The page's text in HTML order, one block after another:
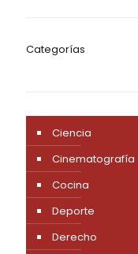
Categorías
Ciencia
Cinematografía
Cocina
Deporte
Derecho